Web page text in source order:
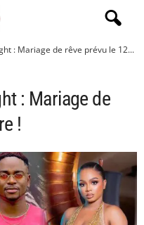
: Mariage de rêve prévu le 12...
: Mariage de
!